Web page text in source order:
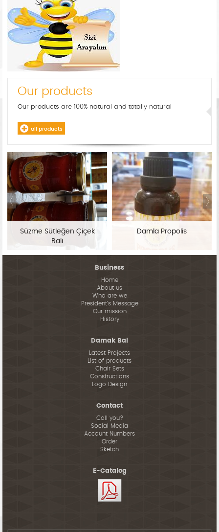
Our products
Our products are 100% natural and totally natural
all products
Süzme Sütleğen Çiçek
Balı
Damla Propolis
Business
Home
About us
Who are we
President's Message
Our mission
History
Damak Bal
Latest Projects
List of products
Chair Sets
Constructions
Logo Design
Contact
Call you?
Social Media
Account Numbers
Order
Sketch
E-Catalog